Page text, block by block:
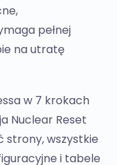
pełnej
na utratę
w 7 krokach
Nuclear Reset
strony, wszystkie
i tabele